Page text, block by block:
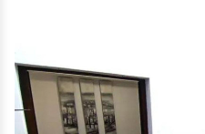
San Pedro de Alcántara
San Roque